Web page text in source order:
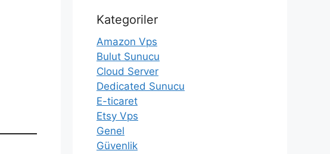
Kategoriler
Amazon Vps
Bulut Sunucu
Cloud Server
Dedicated Sunucu
E-ticaret
Etsy Vps
Genel
Güvenlik